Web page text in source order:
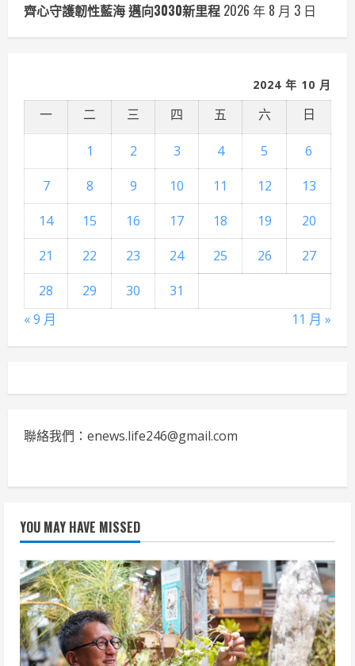
齊心守護韌性藍海 邁向3030新里程 2026 年 8 月 3 日
2024 年 10 月
一 二 三 四 五 六 日
1 2 3 4 5
6
7
8 9 10 11 12
13
14
15 16 17 18 19
20
21
22 23 24 25 26
27
28
29 30
31
« 9 月
11 月 »
聯絡我們：enews.life246@gmail.com
YOU MAY HAVE MISSED